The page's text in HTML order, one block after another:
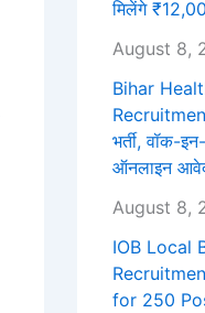
मिलेंगे
August 8,
Bihar
भर्ती, वॉक-
ऑनलाइन
August 8,
IOB Local
for 250